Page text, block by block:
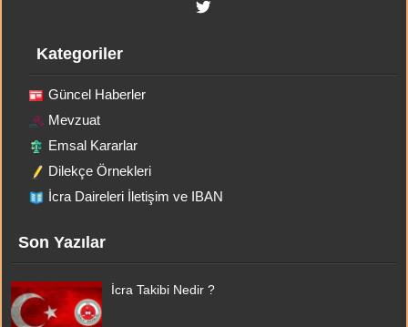
Kategoriler
Güncel Haberler
Mevzuat
Emsal Kararlar
Dilekçe Örnekleri
İcra Daireleri İletişim ve IBAN
Son Yazılar
İcra Takibi Nedir ?